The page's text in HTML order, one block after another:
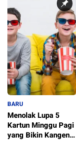
BARU
Menolak Lupa 5
Kartun Minggu Pagi
yang Bikin Kangen